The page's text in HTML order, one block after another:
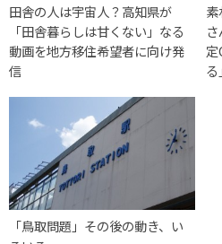
田舎の人は宇宙人？高知県が
「田舎暮らしは甘くない」なる
動画を地方移住希望者に向け発
信
「鳥取問題」その後の動き、い